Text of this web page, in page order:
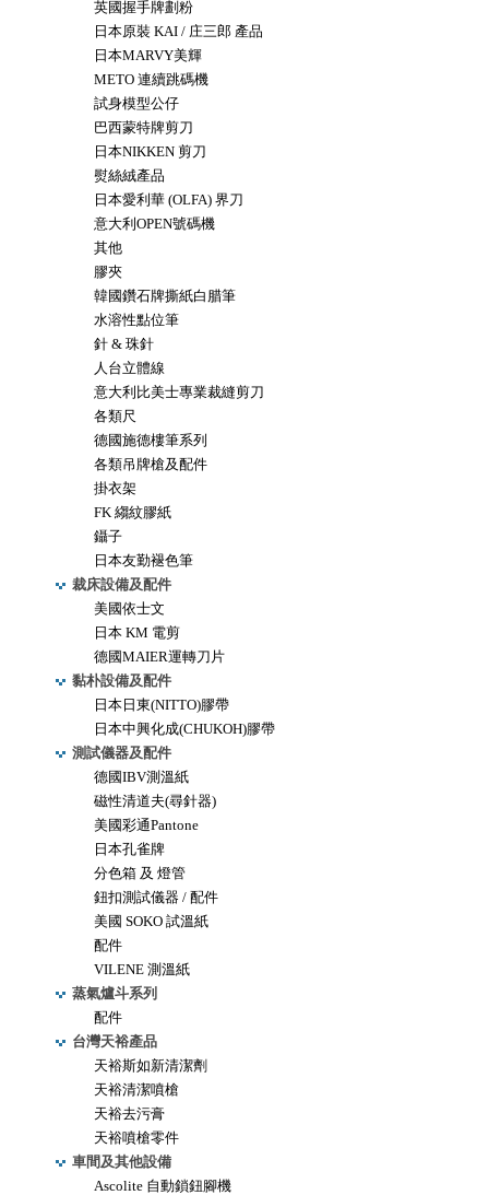
英國握手牌劃粉
日本原裝 KAI / 庄三郎 產品
日本MARVY美輝
METO 連續跳碼機
試身模型公仔
巴西蒙特牌剪刀
日本NIKKEN 剪刀
熨絲絨產品
日本愛利華 (OLFA) 界刀
意大利OPEN號碼機
其他
膠夾
韓國鑽石牌撕紙白腊筆
水溶性點位筆
針 & 珠針
人台立體線
意大利比美士專業裁縫剪刀
各類尺
德國施德樓筆系列
各類吊牌槍及配件
掛衣架
FK 縐紋膠紙
鑷子
日本友勤褪色筆
裁床設備及配件
美國依士文
日本 KM 電剪
德國MAIER運轉刀片
黏朴設備及配件
日本日東(NITTO)膠帶
日本中興化成(CHUKOH)膠帶
測試儀器及配件
德國IBV測溫紙
磁性清道夫(尋針器)
美國彩通Pantone
日本孔雀牌
分色箱 及 燈管
鈕扣測試儀器 / 配件
美國 SOKO 試溫紙
配件
VILENE 測溫紙
蒸氣爐斗系列
配件
台灣天裕產品
天裕斯如新清潔劑
天裕清潔噴槍
天裕去污膏
天裕噴槍零件
車間及其他設備
Ascolite 自動鎖鈕腳機